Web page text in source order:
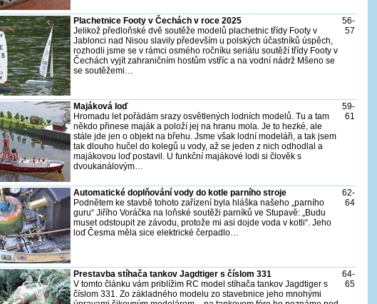
Plachetnice Footy v Čechách v roce 2025
Jelikož předloňské dvě soutěže modelů plachetnic třídy Footy v
Jablonci nad Nisou slavily především u polských účastníků úspěch,
rozhodli jsme se v rámci osmého ročníku seriálu soutěží třídy Footy v
Čechách vyjít zahraničním hostům vstříc a na vodní nádrž Mšeno se
se soutěžemi…
56-
57
Majáková loď
Hromadu let pořádám srazy osvětlených lodních modelů. Tu a tam
někdo přinese maják a položí jej na hranu mola. Je to hezké, ale
stále jde jen o objekt na břehu. Jsme však lodní modeláři, a tak jsem
tak dlouho hučel do kolegů u vody, až se jeden z nich odhodlal a
majákovou loď postavil. U funkční majákové lodi si člověk s
dvoukanálovým…
59-
61
Automatické doplňování vody do kotle parního stroje
Podnětem ke stavbě tohoto zařízení byla hláška našeho „parního
guru“ Jiřího Voráčka na loňské soutěži parníků ve Stupavě: „Budu
muset odstoupit ze závodu, protože mi asi dojde voda v kotli“. Jeho
loď Česma měla sice elektrické čerpadlo…
62-
64
Prestavba stíhača tankov Jagdtiger s číslom 331
V tomto článku vám priblížim RC model stíhača tankov Jagdtiger s
číslom 331. Zo základného modelu zo stavebnice jeho mnohými
64-
65